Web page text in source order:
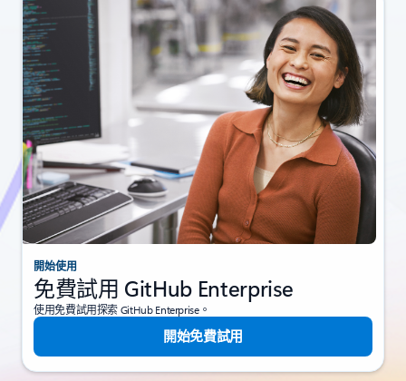
開始使用
免費試用 GitHub Enterprise
使用免費試用探索 GitHub Enterprise。
開始免費試用